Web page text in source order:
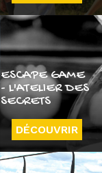
ESCAPE GAME
- L'ATELIER DES
SECRETS
DÉCOUVRIR